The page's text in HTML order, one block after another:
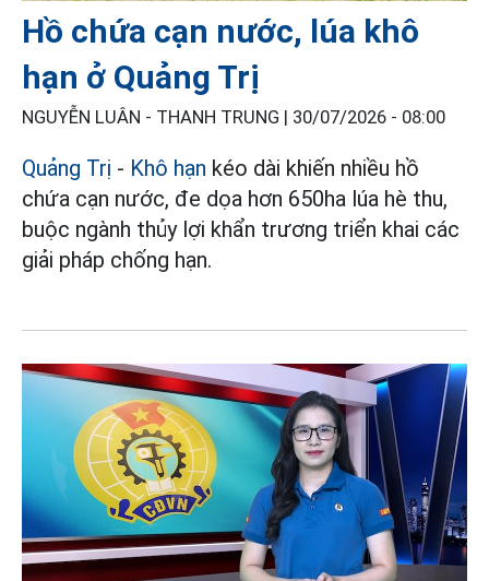
Hồ chứa cạn nước, lúa khô
hạn ở Quảng Trị
NGUYỄN LUÂN - THANH TRUNG | 30/07/2026 - 08:00
Quảng Trị - Khô hạn kéo dài khiến nhiều hồ
chứa cạn nước, đe dọa hơn 650ha lúa hè thu,
buộc ngành thủy lợi khẩn trương triển khai các
giải pháp chống hạn.